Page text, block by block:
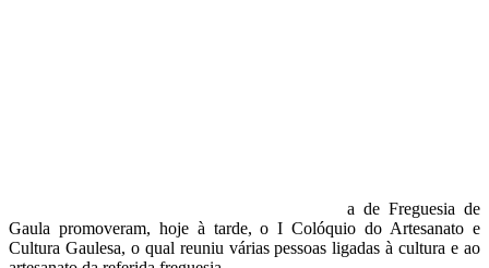
a de Freguesia de
Gaula promoveram, hoje à tarde, o I Colóquio do Artesanato e
Cultura Gaulesa, o qual reuniu várias pessoas ligadas à cultura e ao